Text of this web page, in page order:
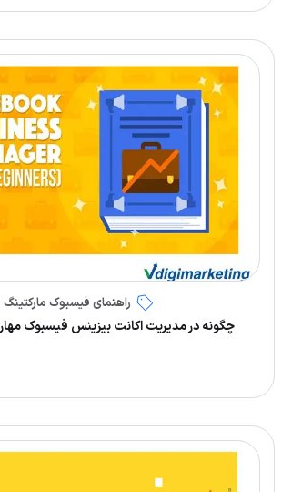
راهنمای فیسبوک مارکتینگ
چگونه در مدیریت اکانت بیزینس فیسبوک